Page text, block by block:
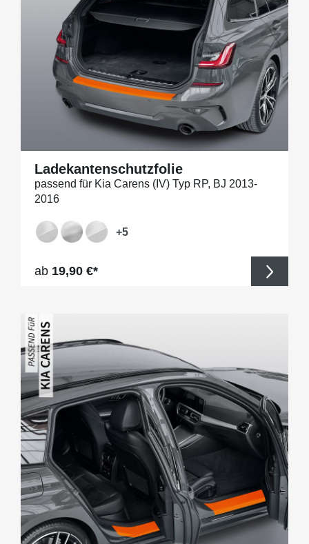
Ladekantenschutzfolie
passend für Kia Carens (IV) Typ RP, BJ 2013-
2016
+5
Regulärer Preis:
ab 19,90 €*